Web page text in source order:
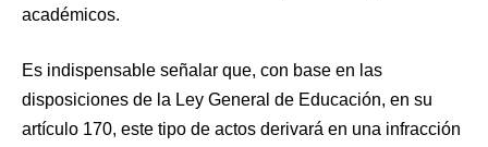
académicos.
Es indispensable señalar que, con base en las
disposiciones de la Ley General de Educación, en su
artículo 170, este tipo de actos derivará en una infracción